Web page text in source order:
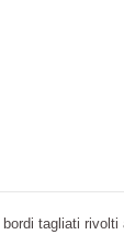
tagliati rivolti